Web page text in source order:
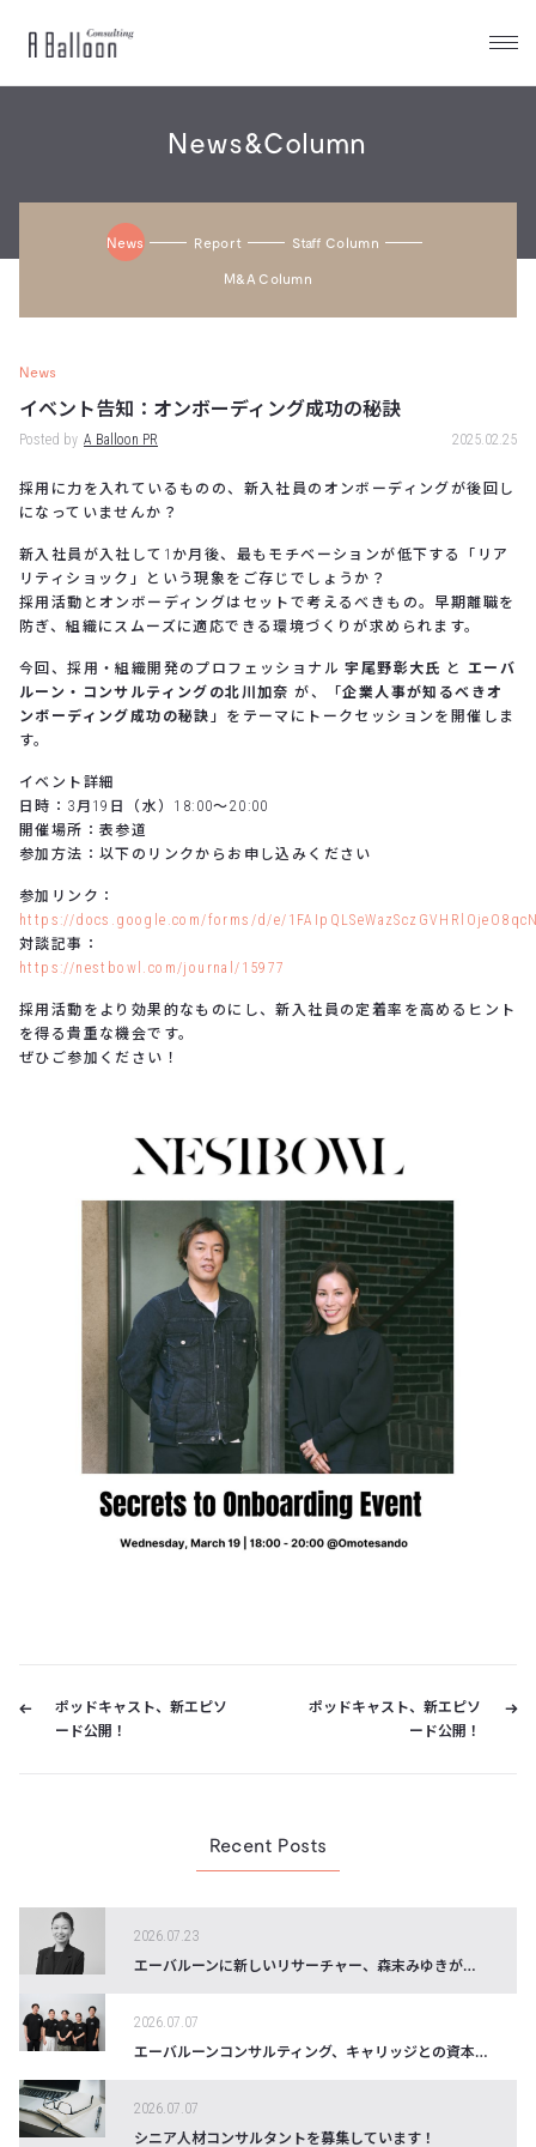
A
News&Column
News Report Staff Column
M&a Column
News
イベント告知：オンボーディング成功の秘訣
Posted by A Balloon PR 2025.02.25
採用に力を入れているものの、新入社員のオンボーディングが後回し
になっていませんか？
新入社員が入社して1か月後、最もモチベーションが低下する「リア
リティショック」という現象をご存じでしょうか？
採用活動とオンボーディングはセットで考えるべきもの。早期離職を
防ぎ、組織にスムーズに適応できる環境づくりが求められます。
今回、採用・組織開発のプロフェッショナル宇尾野彰大氏 とエーバ
ルーン・コンサルティングの北川加奈 が、「企業人事が知るべきオ
ンボーディング成功の秘訣 」をテーマにトークセッションを開催しま
す。
イベント詳細
日時：3月19日（水）18:00～20:00
開催場所：表参道
参加方法：以下のリンクからお申し込みください
参加リンク：
https://docs.google.com/forms/d/e/
対談記事：
https://nestbowl.com/journal/15977
採用活動をより効果的なものにし、新入社員の定着率を高めるヒント
を得る貴重な機会です。
ぜひご参加ください！
ポッドキャスト、新エピソ
ード公開！
ポッドキャスト、新エピソ
ード公開！
Recent Posts
エーバルーンに新しいリサーチャー、森末みゆきがジョインしました！
2026.07.23
エーバルーンコンサルティング、キャリッジとの資本提携を締結。 ファッション・ラグジュアリー業界における 採用支援の強固な体制構築へ
2026.07.07
シニア人材コンサルタントを募集しています！
2026.07.07